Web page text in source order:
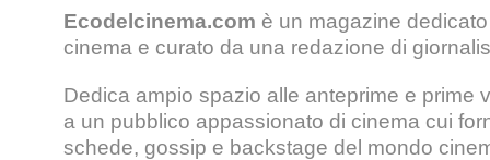
Ecodelcinema.com è un magazine
cinema e curato da una redazione di
Dedica ampio spazio alle anteprime e prime
a un pubblico appassionato di cinema cui
schede, gossip e backstage del mondo